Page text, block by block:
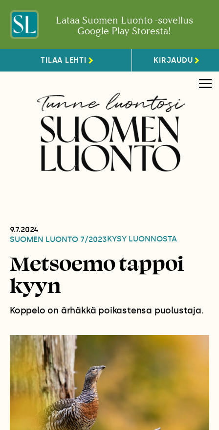
Lataa Suomen Luonto -sovellus
Google Play Storesta!
TILAA LEHTI KIRJAUDU
9.7.2024
SUOMEN LUONTO 7/2023KYSY LUONNOSTA
Metsoemo tappoi
kyyn
Koppelo on ärhäkkä poikastensa puolustaja.